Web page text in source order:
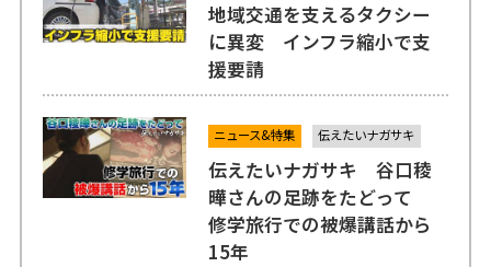
地域交通を支えるタクシー
に異変 インフラ縮小で支
援要請
ニュース&特集 伝えたいナガサキ
伝えたいナガサキ 谷口稜
曄さんの足跡をたどって
修学旅行での被爆講話から
15年